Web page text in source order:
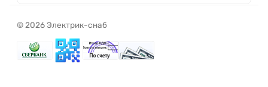
© 2026 Электрик-снаб